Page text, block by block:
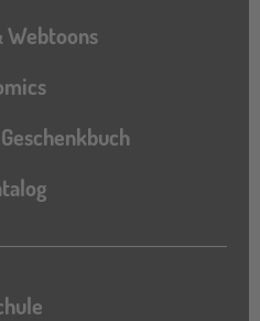
Webtoons